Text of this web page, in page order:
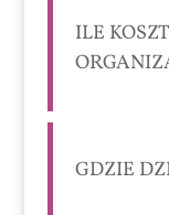
ILE
GDZIE